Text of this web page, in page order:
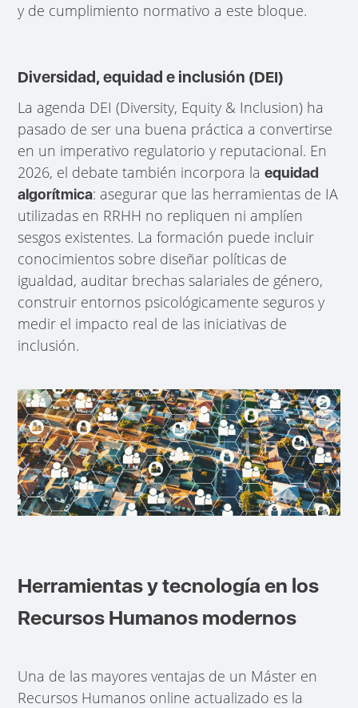
y de cumplimiento normativo a este bloque.
Diversidad, equidad e inclusión (DEI)
La agenda DEI (Diversity, Equity & Inclusion) ha
pasado de ser una buena práctica a convertirse
en un imperativo regulatorio y reputacional. En
2026, el debate también incorpora laequidad
algorítmica: asegurar que las herramientas de IA
utilizadas en RRHH no repliquen ni amplíen
sesgos existentes. La formación puede incluir
conocimientos sobre diseñar políticas de
igualdad, auditar brechas salariales de género,
construir entornos psicológicamente seguros y
medir el impacto real de las iniciativas de
inclusión.
Herramientas y tecnología en los
Recursos Humanos modernos
Una de las mayores ventajas de un Máster en
Recursos Humanos online actualizado es la